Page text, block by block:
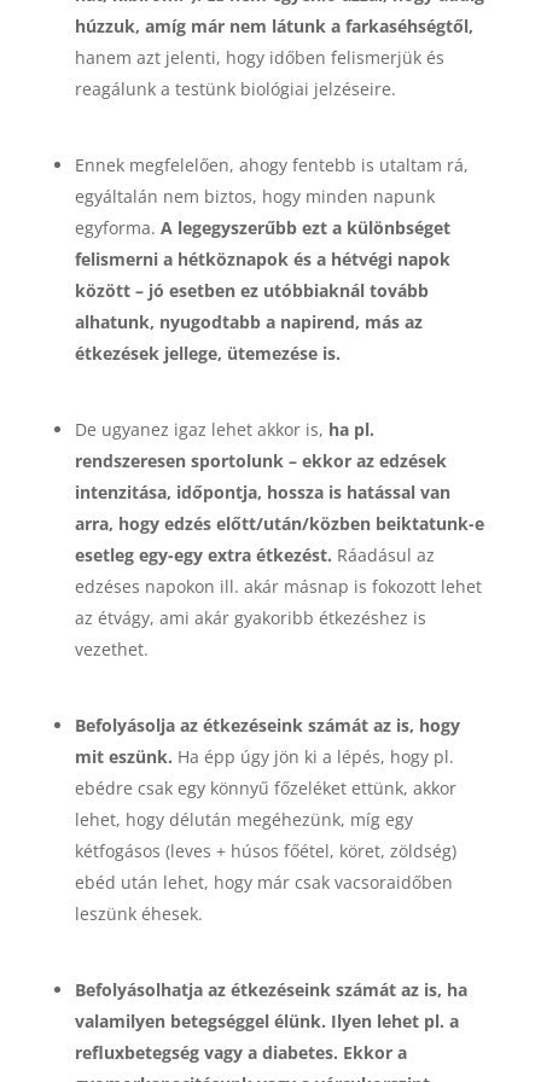
húzzuk, amíg már nem látunk a farkaséhségtől,
hanem azt jelenti, hogy időben felismerjük és
reagálunk a testünk biológiai jelzéseire.
Ennek megfelelően, ahogy fentebb is utaltam rá,
egyáltalán nem biztos, hogy minden napunk
egyforma. A legegyszerűbb ezt a különbséget
felismerni a hétköznapok és a hétvégi napok
között – jó esetben ez utóbbiaknál tovább
alhatunk, nyugodtabb a napirend, más az
étkezések jellege, ütemezése is.
De ugyanez igaz lehet akkor is, ha pl.
rendszeresen sportolunk – ekkor az edzések
intenzitása, időpontja, hossza is hatással van
arra, hogy edzés előtt/után/közben beiktatunk-e
esetleg egy-egy extra étkezést. Ráadásul az
edzéses napokon ill. akár másnap is fokozott lehet
az étvágy, ami akár gyakoribb étkezéshez is
vezethet.
Befolyásolja az étkezéseink számát az is, hogy
mit eszünk. Ha épp úgy jön ki a lépés, hogy pl.
ebédre csak egy könnyű főzeléket ettünk, akkor
lehet, hogy délután megéhezünk, míg egy
kétfogásos (leves + húsos főétel, köret, zöldség)
ebéd után lehet, hogy már csak vacsoraidőben
leszünk éhesek.
Befolyásolhatja az étkezéseink számát az is, ha
valamilyen betegséggel élünk. Ilyen lehet pl. a
refluxbetegség vagy a diabetes. Ekkor a